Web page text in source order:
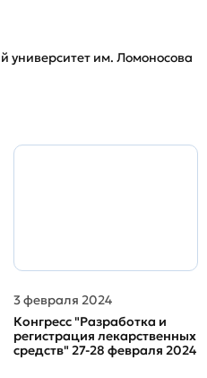
университет им. Ломоносова
3 февраля 2024
Конгресс "Разработка и
регистрация лекарственных
средств" 27-28 февраля 2024